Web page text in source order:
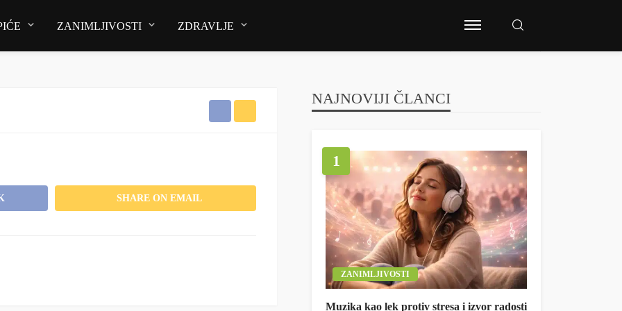
ZANIMLJIVOSTI ZDRAVLJE
SHARE ON EMAIL
NAJNOVIJI ČLANCI
1
ZANIMLJIVOSTI
Muzika kao lek protiv stresa i izvor radosti